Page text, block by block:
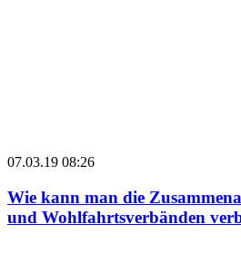
07.03.19 08:26
Wie kann man die
und Wohlfahrtsverbänden